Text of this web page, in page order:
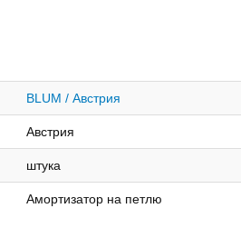
BLUM / Австрия
Австрия
штука
Амортизатор на петлю